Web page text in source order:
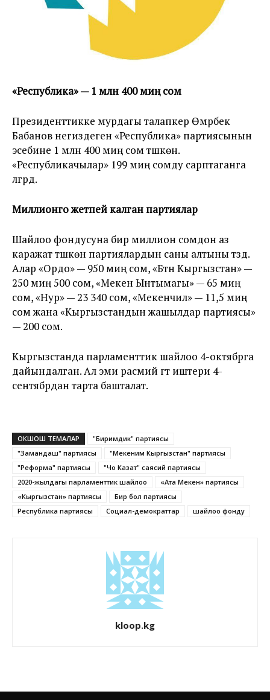
«Республика» — 1 млн 400 миң сом
Президенттикке мурдагы талапкер Өмүрбек
Бабанов негиздеген «Республика» партиясынын
эсебине 1 млн 400 миң сом түшкөн.
«Республикачылар» 199 миң сомду сарптаганга
үлгүрдү.
Миллионго жетпей калган партиялар
Шайлоо фондусуна бир миллион сомдон аз
каражат түшкөн партиялардын саны алтыны түздү.
Алар «Ордо» — 950 миң сом, «Бүтүн Кыргызстан» —
250 миң 500 сом, «Мекен Ынтымагы» — 65 миң
сом, «Нур» — 23 340 сом, «Мекенчил» — 11,5 миң
сом жана «Кыргызстандын жашылдар партиясы»
— 200 сом.
Кыргызстанда парламенттик шайлоо 4-октябрга
дайындалган. Ал эми расмий үгүт иштери 4-
сентябрдан тарта башталат.
ОКШОШ ТЕМАЛАР
"Биримдик" партиясы
"Замандаш" партиясы
"Мекеним Кыргызстан" партиясы
"Реформа" партиясы
"Чоң Казат" саясий партиясы
2020-жылдагы парламенттик шайлоо
«Ата Мекен» партиясы
«Кыргызстан» партиясы
Бир бол партиясы
Республика партиясы
Социал-демократтар шайлоо фонду
kloop.kg